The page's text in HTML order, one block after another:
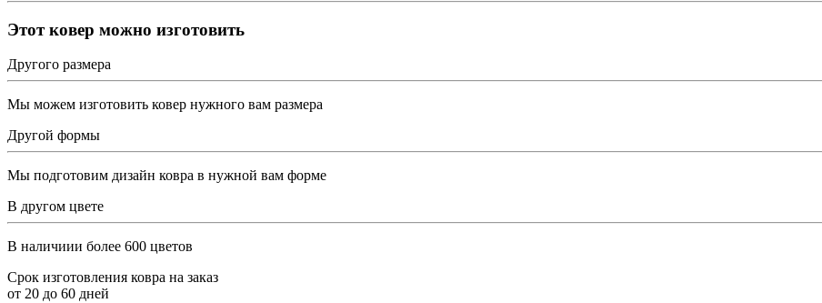
Этот ковер можно изготовить
Другого размера
Мы можем изготовить ковер нужного вам размера
Другой формы
Мы подготовим дизайн ковра в нужной вам форме
В другом цвете
В наличиии более 600 цветов
Срок изготовления ковра на заказ
от 20 до 60 дней